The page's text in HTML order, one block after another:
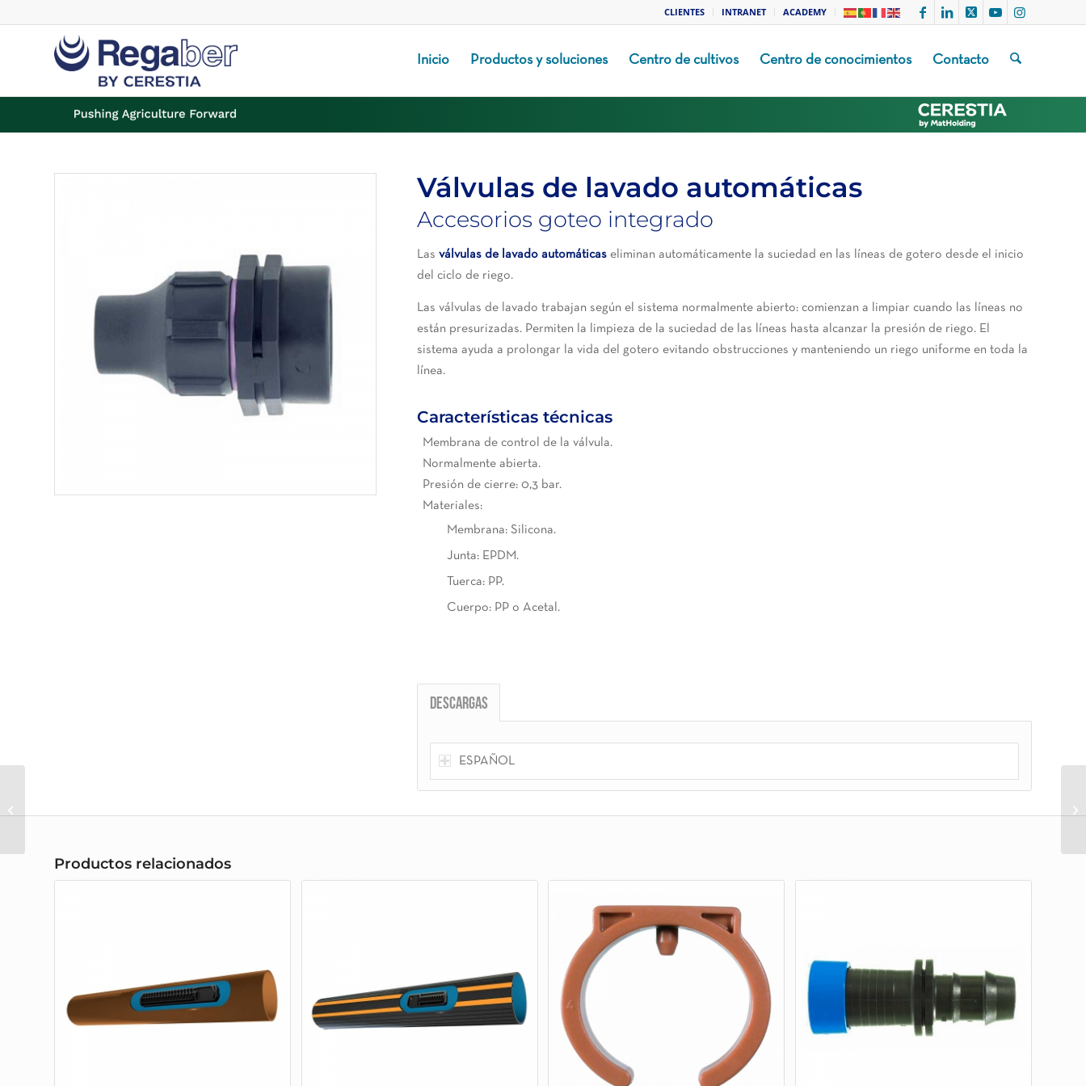
CLIENTES INTRANET ACADEMY
Inicio Productos y soluciones Centro de cultivos Centro de conocimientos Contacto
Válvulas de lavado automáticas
Accesorios goteo integrado
Lasválvulas de lavado automáticaseliminan automáticamente la suciedad en las líneas de gotero desde el inicio
del ciclo de riego.
Las válvulas de lavado trabajan según el sistema normalmente abierto: comienzan a limpiar cuando las líneas no
están presurizadas. Permiten la limpieza de la suciedad de las líneas hasta alcanzar la presión de riego. El
sistema ayuda a prolongar la vida del gotero evitando obstrucciones y manteniendo un riego uniforme en toda la
línea.
Características técnicas
Membrana de control de la válvula.
Normalmente abierta.
Presión de cierre: 0,3 bar.
Materiales:
Membrana: Silicona.
Junta: EPDM.
Tuerca: PP.
Cuerpo: PP o Acetal.
Descargas
ESPAÑOL
Productos relacionados
manguera plana